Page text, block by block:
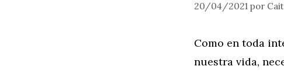
20/04/2021 por
Como en toda
nuestra vida,